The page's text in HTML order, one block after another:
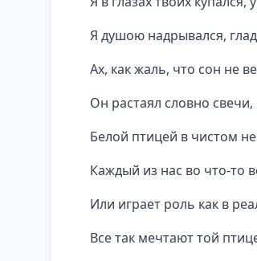
Я душою надрывался,
Ах, как жаль, что сон не
Он растаял словно
Белой птицей в чистом
Каждый из нас во что-то
Или играет роль как в
Все так мечтают той